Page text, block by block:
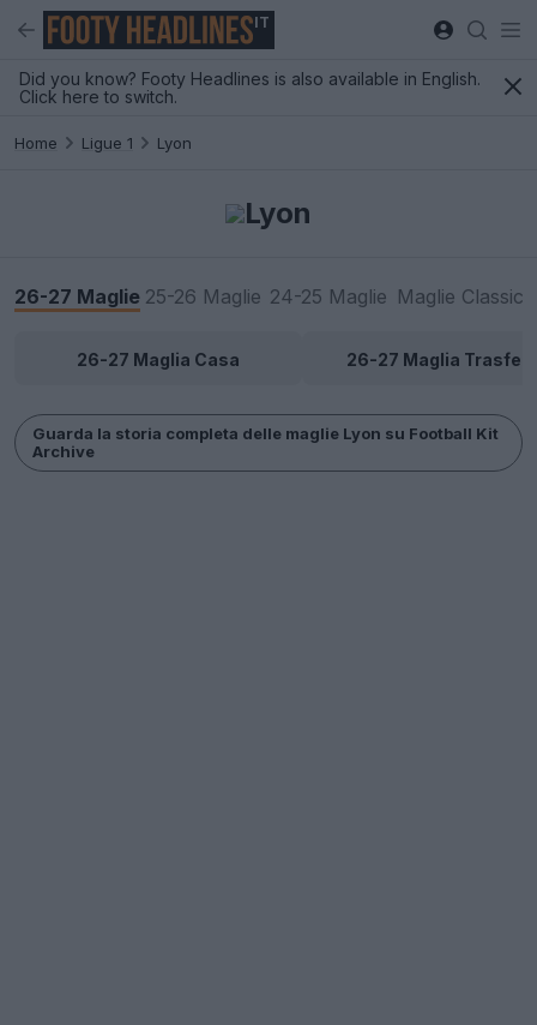
IT
Did you know? Footy Headlines is also available in English.
Click here to switch.
Home Ligue 1 Lyon
Lyon
26-27 Maglie 25-26 Maglie 24-25 Maglie Maglie
26-27 Maglia Casa 26-27 Maglia
Guarda la storia completa delle maglie Lyon su Football Kit
Archive